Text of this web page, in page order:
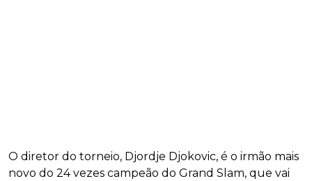
O diretor do torneio, Djordje Djokovic, é o irmão mais
novo do 24 vezes campeão do Grand Slam, que vai